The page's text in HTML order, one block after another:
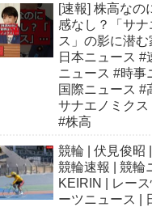
[速報] 株高なの
感なし？「サナ
ス」の影に潜
日本ニュース #
ニュース #時事
国際ニュース #
サナエノミクス
#株高
競輪 | 伏見俊昭 |
競輪速報 | 競輪
KEIRIN | レー
ーツニュース |